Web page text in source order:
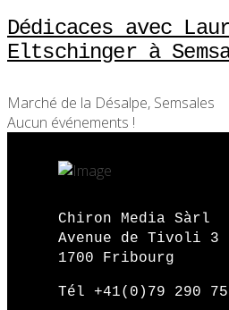
Dédicaces avec
Eltschinger à
Marché de la Désalpe, Semsales
Aucun événements !
Chiron Media Sàrl
Avenue de Tivoli 3
1700 Fribourg
Tél +41(0)79 290